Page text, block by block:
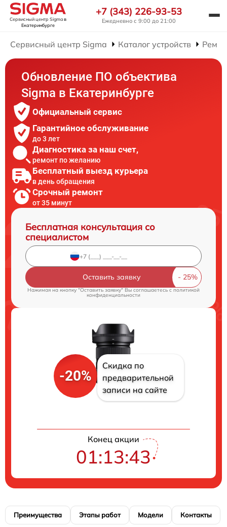
Сервисный центр Sigmaв
Екатеринбурге
+7 (343) 226-93-53
Ежедневно с 9:00 до 21:00
Сервисный центр Sigma Каталог устройств
Обновление ПО объектива
Sigma в Екатеринбурге
Официальный сервис
Гарантийное обслуживание
до 3 лет
Диагностика за наш счет,
ремонт по желанию
Бесплатный выезд курьера
в день обращения
Срочный ремонт
от 35 минут
Бесплатная консультация со
специалистом
Оставить заявку
Нажимая на кнопку "Оставить заявку" Вы соглашаетесь c политикой
конфиденциальности
-20%
Скидка по
предварительной
записи на сайте
Конец акции
01:13:43
Преимущества Этапы работ Модели Контакты